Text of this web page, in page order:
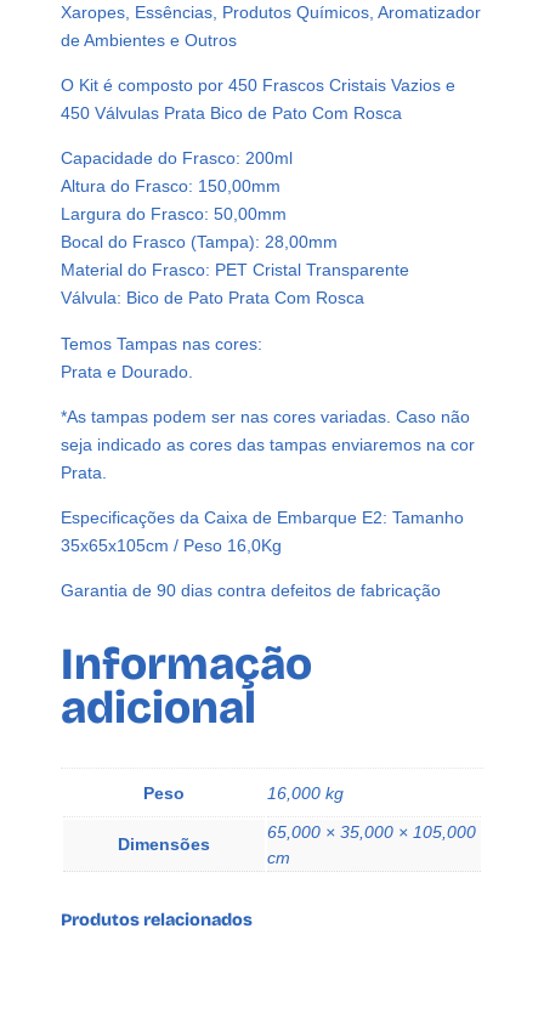
o
C
i
s
t
a
l
P
e
t
0
0
m
V
á
l
c
C
Xaropes, Essências, Produtos Químicos, Aromatizador
de Ambientes e Outros
O Kit é composto por 450 Frascos Cristais Vazios e
450 Válvulas Prata Bico de Pato Com Rosca
Capacidade do Frasco: 200ml
Altura do Frasco: 150,00mm
Largura do Frasco: 50,00mm
Bocal do Frasco (Tampa): 28,00mm
Material do Frasco: PET Cristal Transparente
Válvula: Bico de Pato Prata Com Rosca
Temos Tampas nas cores:
Prata e Dourado.
*As tampas podem ser nas cores variadas. Caso não
seja indicado as cores das tampas enviaremos na cor
Prata.
Especificações da Caixa de Embarque E2: Tamanho
35x65x105cm / Peso 16,0Kg
Garantia de 90 dias contra defeitos de fabricação
Informação
adicional
Peso 16,000 kg
Dimensões
65,000 × 35,000 × 105,000
cm
Produtos relacionados